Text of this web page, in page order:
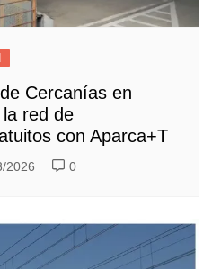
Cercanías en
red de
con Aparca+T
2026 0